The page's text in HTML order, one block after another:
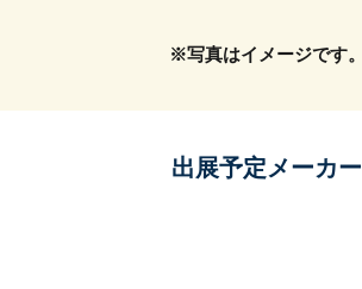
※写真はイメージです。
出展予定メーカー